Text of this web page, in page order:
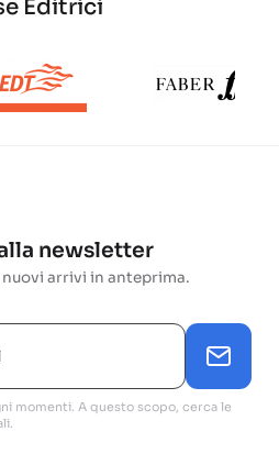
Editrici
newsletter
arrivi in anteprima.
momenti. A questo scopo, cerca le